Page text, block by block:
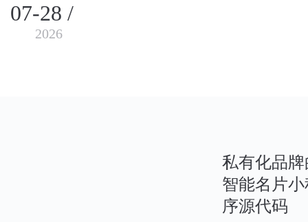
07-28 /
2026
私有化品
智能名片
序源代码